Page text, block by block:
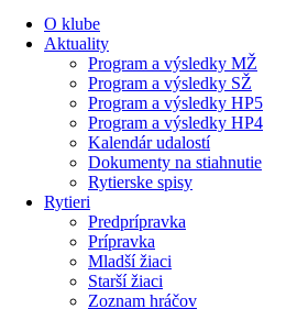
O klube
Aktuality
Program a výsledky MŽ
Program a výsledky SŽ
Program a výsledky HP5
Program a výsledky HP4
Kalendár udalostí
Dokumenty na stiahnutie
Rytierske spisy
Rytieri
Predprípravka
Prípravka
Mladší žiaci
Starší žiaci
Zoznam hráčov